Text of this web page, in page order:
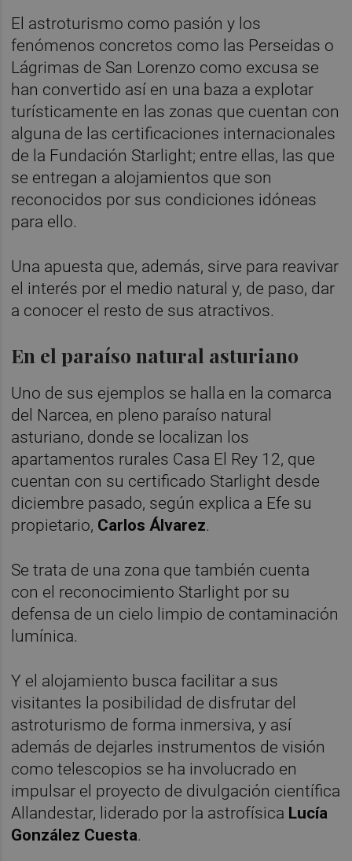
El astroturismo como pasión y los
fenómenos concretos como las Perseidas o
Lágrimas de San Lorenzo como excusa se
han convertido así en una baza a explotar
turísticamente en las zonas que cuentan con
alguna de las certificaciones internacionales
de la Fundación Starlight; entre ellas, las que
se entregan a alojamientos que son
reconocidos por sus condiciones idóneas
para ello.
Una apuesta que, además, sirve para reavivar
el interés por el medio natural y, de paso, dar
a conocer el resto de sus atractivos.
En el paraíso natural asturiano
Uno de sus ejemplos se halla en la comarca
del Narcea, en pleno paraíso natural
asturiano, donde se localizan los
apartamentos rurales Casa El Rey 12, que
cuentan con su certificado Starlight desde
diciembre pasado, según explica a Efe su
propietario, Carlos Álvarez.
Se trata de una zona que también cuenta
con el reconocimiento Starlight por su
defensa de un cielo limpio de contaminación
lumínica.
Y el alojamiento busca facilitar a sus
visitantes la posibilidad de disfrutar del
astroturismo de forma inmersiva, y así
además de dejarles instrumentos de visión
como telescopios se ha involucrado en
impulsar el proyecto de divulgación científica
Allandestar, liderado por la astrofísica Lucía
González Cuesta.